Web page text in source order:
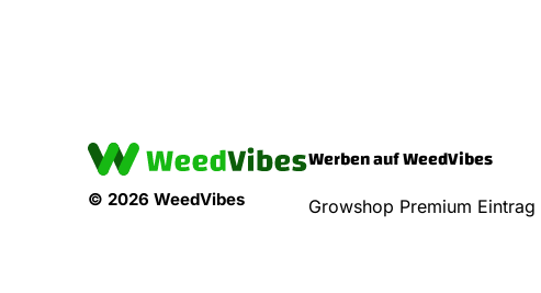
© 2026 WeedVibes
Werben auf WeedVibes
Growshop Premium Eintrag